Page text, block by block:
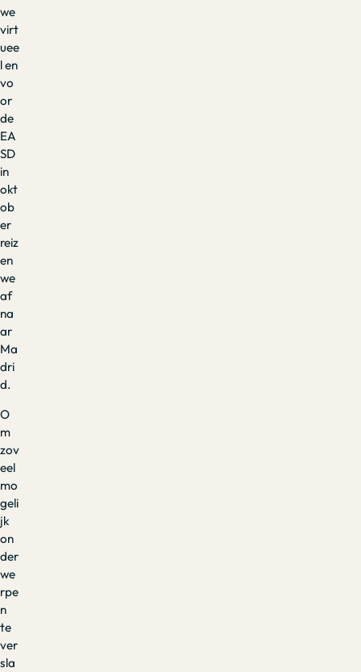
we
virt
uee
l en
vo
or
de
EA
SD
in
okt
ob
er
reiz
en
we
af
na
ar
Ma
dri
d.
O
m
zov
eel
mo
geli
jk
on
der
we
rpe
n
te
ver
sla